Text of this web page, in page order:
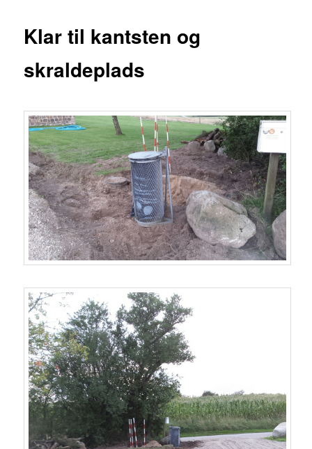
Klar til kantsten og
skraldeplads